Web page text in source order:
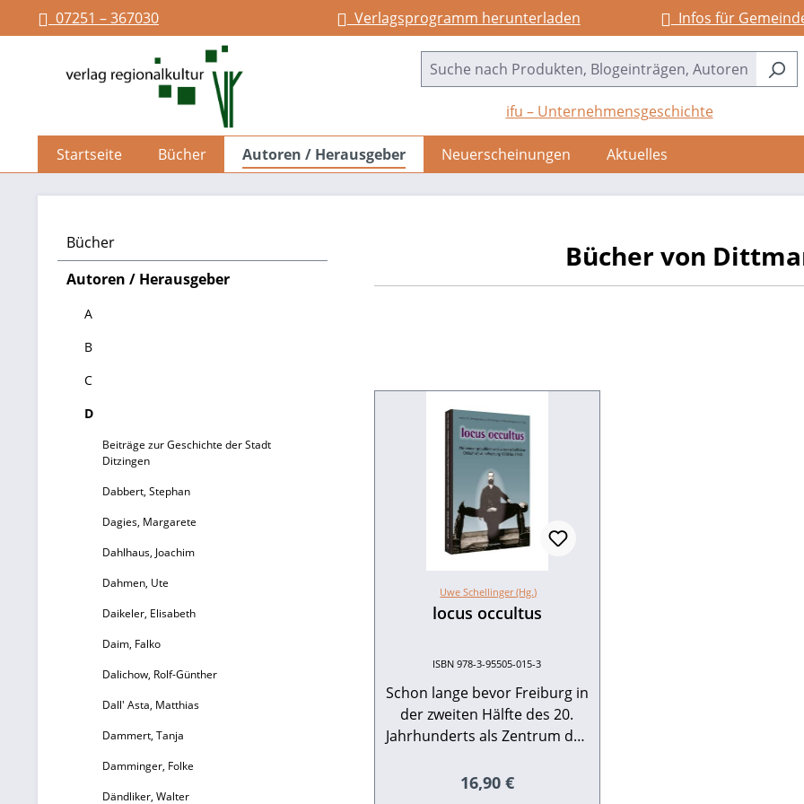
Zur Hauptnavigation springen
07251 – 367030 Verlagsprogramm herunterladen Infos für
ifu – Unternehmensgeschichte
Startseite Bücher Autoren / Herausgeber Neuerscheinungen Aktuelles
Bücher
Autoren / Herausgeber
A
B
C
D
Beiträge zur Geschichte der Stadt
Ditzingen
Dabbert, Stephan
Dagies, Margarete
Dahlhaus, Joachim
Dahmen, Ute
Daikeler, Elisabeth
Daim, Falko
Dalichow, Rolf-Günther
Dall' Asta, Matthias
Dammert, Tanja
Damminger, Folke
Dändliker, Walter
Bücher von
Uwe Schellinger (Hg.)
locus occultus
ISBN 978-3-95505-015-3
Schon lange bevor Freiburg in
der zweiten Hälfte des 20.
Jahrhunderts als Zentrum der
Forschungen zur
Regulärer Preis:
16,90 €